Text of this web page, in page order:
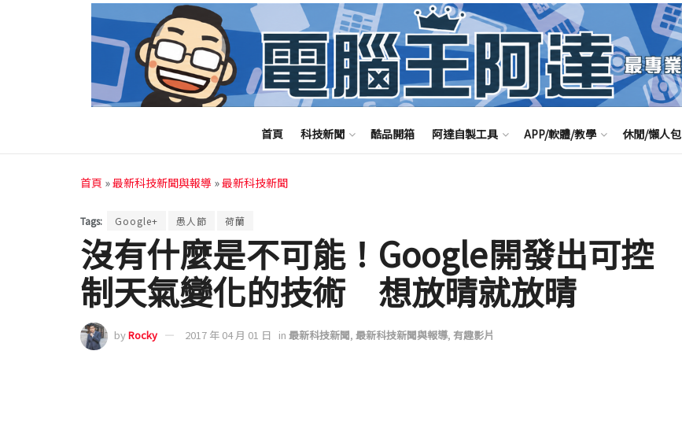
首頁 科技新聞 酷品開箱 阿達自製工具 APP/軟體/教學 休閒/懶人包
首頁 »最新科技新聞與報導 »最新科技新聞
Tags: Google+ 愚人節 荷蘭
沒有什麼是不可能！Google開發出可控
制天氣變化的技術 想放晴就放晴
byRocky 2017 年 04 月 01 日 in 最新科技新聞, 最新科技新聞與報導, 有趣影片